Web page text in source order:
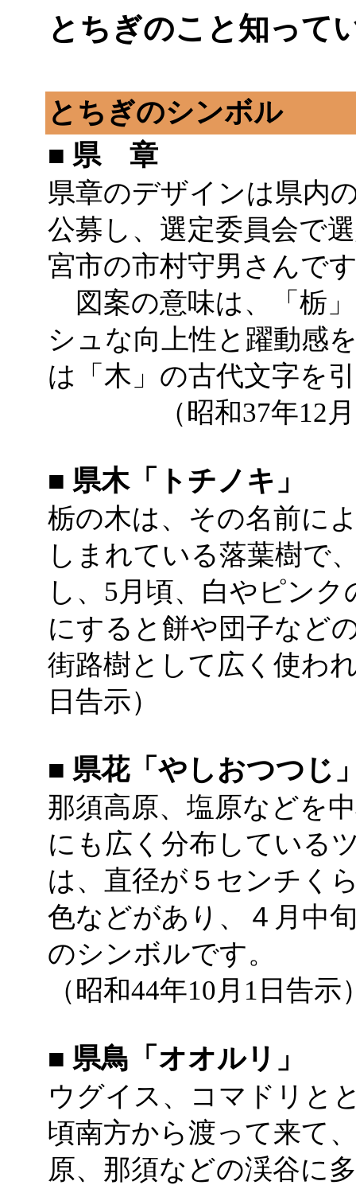
とちぎのこと知って
とちぎのシンボル
■ 県 章
県章のデザインは県内
公募し、選定委員会で
宮市の市村守男さんで
図案の意味は、「栃
シュな向上性と躍動感
は「木」の古代文字を
（昭和37年12月1
■ 県木「トチノキ」
栃の木は、その名前に
しまれている落葉樹で
し、5月頃、白やピン
にすると餅や団子など
街路樹として広く使わ
日告示）
■ 県花「やしおつつじ
那須高原、塩原などを
にも広く分布している
は、直径が５センチく
色などがあり、４月中
のシンボルです。
（昭和44年10月1日告示
■ 県鳥「オオルリ」
ウグイス、コマドリと
頃南方から渡って来て
原、那須などの渓谷に